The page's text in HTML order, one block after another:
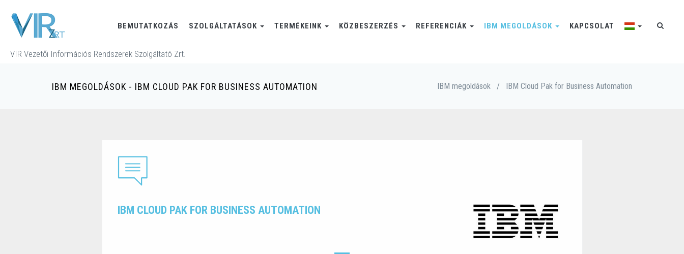
BEMUTATKOZÁS SZOLGÁLTATÁSOK TERMÉKEINK KÖZBESZERZÉS REFERENCIÁK IBM MEGOLDÁSOK KAPCSOLAT
VIR Vezetői Információs Rendszerek Szolgáltató Zrt.
IBM MEGOLDÁSOK - IBM CLOUD PAK FOR BUSINESS AUTOMATION IBM megoldások / IBM Cloud Pak for Business Automation
IBM CLOUD PAK FOR BUSINESS AUTOMATION